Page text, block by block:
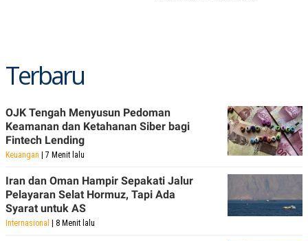
Terbaru
OJK Tengah Menyusun Pedoman
Keamanan dan Ketahanan Siber bagi
Fintech Lending
Keuangan | 7 Menit lalu
Iran dan Oman Hampir Sepakati Jalur
Pelayaran Selat Hormuz, Tapi Ada
Syarat untuk AS
Internasional | 8 Menit lalu